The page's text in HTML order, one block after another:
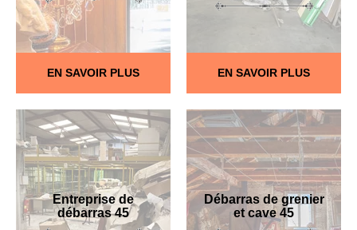
EN SAVOIR PLUS EN SAVOIR PLUS
Entreprise de
débarras 45
Débarras de grenier
et cave 45